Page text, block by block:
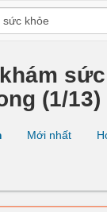
(1/
Mới nhất